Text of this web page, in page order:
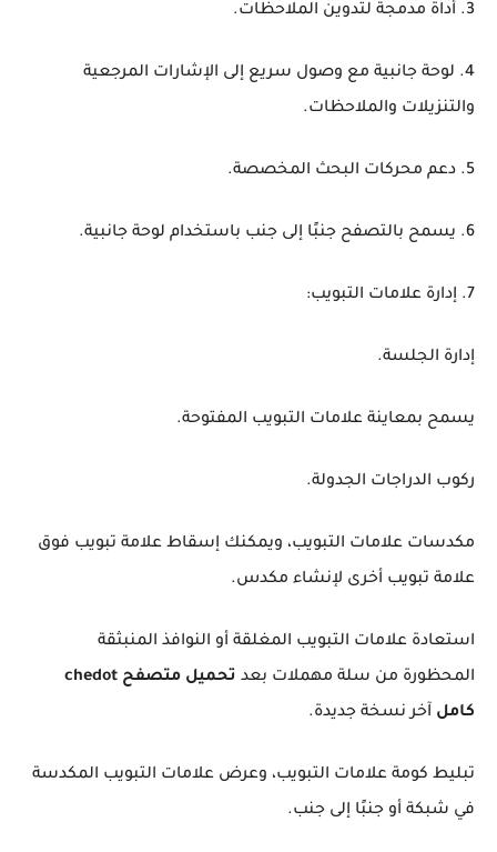
3. أداة مدمجة لتدوين الملاحظات.
4. لوحة جانبية مع وصول سريع إلى الإشارات المرجعية
والتنزيلات والملاحظات.
5. دعم محركات البحث المخصصة.
6. يسمح بالتصفح جنبًا إلى جنب باستخدام لوحة جانبية.
7. إدارة علامات التبويب:
إدارة الجلسة.
يسمح بمعاينة علامات التبويب المفتوحة.
ركوب الدراجات الجدولة.
مكدسات علامات التبويب، ويمكنك إسقاط علامة تبويب فوق
علامة تبويب أخرى لإنشاء مكدس.
استعادة علامات التبويب المغلقة أو النوافذ المنبثقة
المحظورة من سلة مهملات بعد
تحميل متصفح chedot
كامل آخر نسخة جديدة.
تبليط كومة علامات التبويب، وعرض علامات التبويب المكدسة
في شبكة أو جنبًا إلى جنب.